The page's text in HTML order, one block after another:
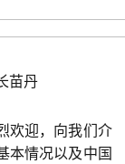
苗丹
欢迎，向我们介
本情况以及中国